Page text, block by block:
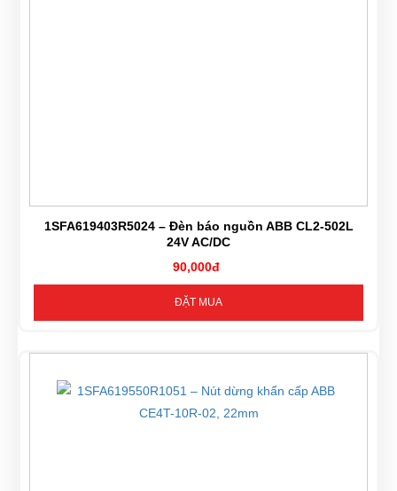
1SFA619403R5024 – Đèn báo nguồn ABB CL2-502L
24V AC/DC
90,000đ
ĐẶT MUA